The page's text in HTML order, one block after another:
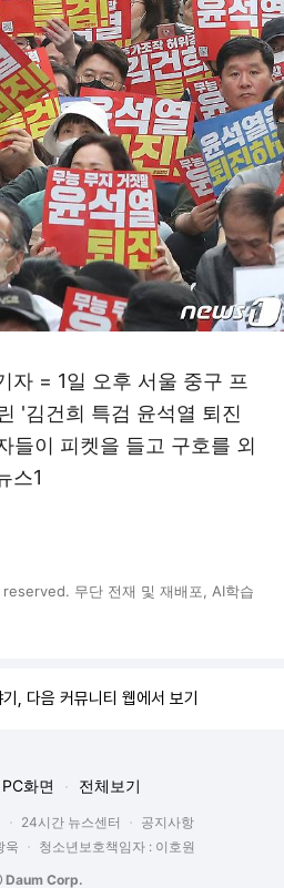
자 = 1일 오후 서울 중구 프
'김건희 특검 윤석열 퇴진
들이 피켓을 들고 구호를 외
스1
무단 전재 및 재배포, AI학습
, 다음 커뮤니티 웹에서 보기
PC화면 전체보기
24시간 뉴스센터
공지사항
욱
청소년보호책임자 : 이호원
Corp.